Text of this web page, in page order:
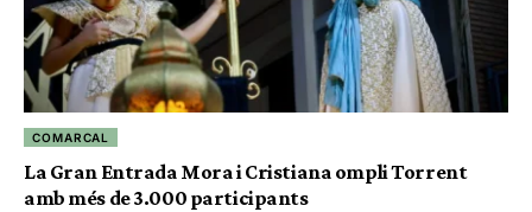
COMARCAL
La Gran Entrada Mora i Cristiana ompli Torrent
amb més de 3.000 participants